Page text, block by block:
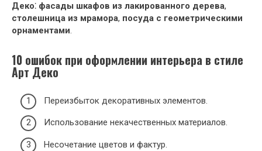
Деко⁚ фасады шкафов из лакированного дерева,
столешница из мрамора, посуда с геометрическими
орнаментами.
10 ошибок при оформлении интерьера в стиле
Арт Деко
Переизбыток декоративных элементов.
Использование некачественных материалов.
Несочетание цветов и фактур.